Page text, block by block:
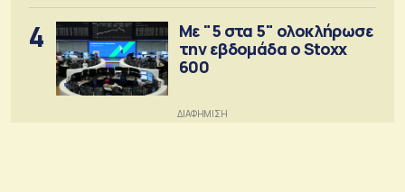
4
Με "5 στα 5" ολοκλήρωσε
την εβδομάδα ο Stoxx
600